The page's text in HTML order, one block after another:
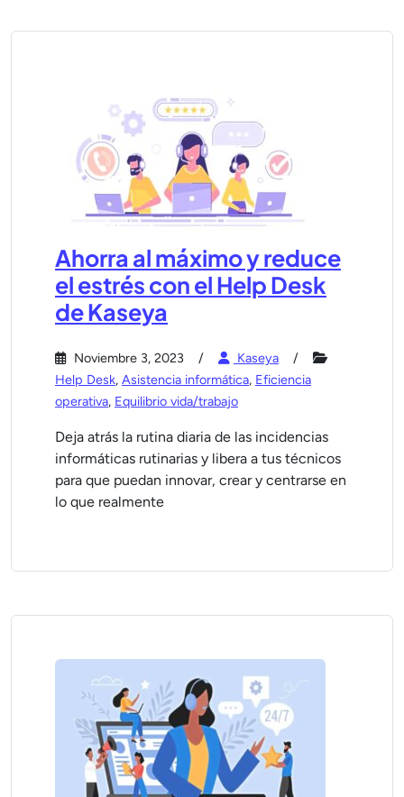
Ahorra al máximo y reduce
el estrés con el Help Desk
de Kaseya
Noviembre 3, 2023
Kaseya
Help Desk, Asistencia informática, Eficiencia
operativa, Equilibrio vida/trabajo
Deja atrás la rutina diaria de las incidencias
informáticas rutinarias y libera a tus técnicos
para que puedan innovar, crear y centrarse en
lo que realmente